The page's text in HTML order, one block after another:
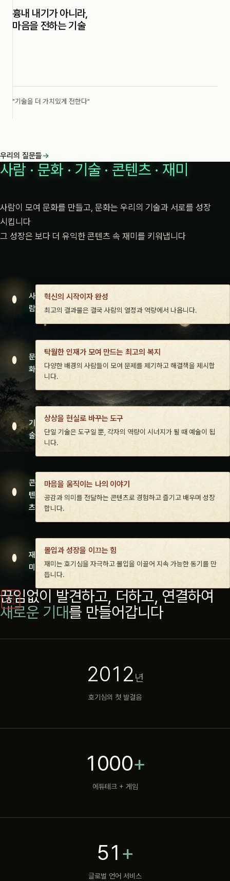
흉내 내기가 아니라,
마음을 전하는 기술
"기술을 더 가치있게 전한다"
우리의 질문들→
사람 · 문화 · 기술 · 콘텐츠 · 재미
사람이 모여 문화를 만들고, 문화는 우리의 기술과 서로를 성장
시킵니다
그 성장은 보다 더 유익한 콘텐츠 속 재미를 키워냅니다
사
람
혁신의 시작이자 완성
최고의 결과물은 결국 사람의 열정과 역량에서 나옵니다.
문
화
탁월한 인재가 모여 만드는 최고의 복지
다양한 배경의 사람들이 모여 문제를 제기하고 해결책을 제시합
니다.
기
술
상상을 현실로 바꾸는 도구
단일 기술은 도구일 뿐, 각자의 역량이 시너지가 될 때 예술이 됩
니다.
콘
텐
츠
마음을 움직이는 나의 이야기
공감과 의미를 전달하는 콘텐츠로 경험하고 즐기고 배우며 성장
합니다.
재
미
몰입과 성장을 이끄는 힘
재미는 호기심을 자극하고 몰입을 이끌어 지속 가능한 동기를 만
듭니다.
끊임없이 발견하고, 더하고, 연결하여
새로운 기대를 만들어갑니다
2012
호기심의 첫 발걸음
1000+
에듀테크 + 게임
51 +
글로벌 언어 서비스